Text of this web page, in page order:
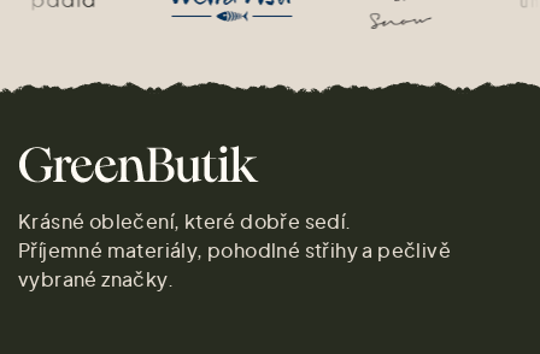
Krásné oblečení, které dobře sedí.
Příjemné materiály, pohodlné střihy a pečlivě
vybrané značky.